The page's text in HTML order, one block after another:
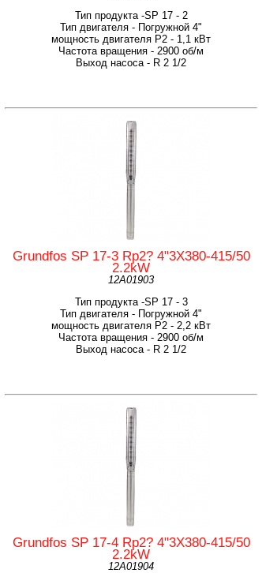
Тип продукта -SP 17 - 2
Тип двигателя - Погружной 4"
мощность двигателя Р2 - 1,1 кВт
Частота вращения - 2900 об/м
Выход насоса - R 2 1/2
Grundfos SP 17-3 Rp2? 4"3X380-415/50
2.2kW
12A01903
Тип продукта -SP 17 - 3
Тип двигателя - Погружной 4"
мощность двигателя Р2 - 2,2 кВт
Частота вращения - 2900 об/м
Выход насоса - R 2 1/2
Grundfos SP 17-4 Rp2? 4"3X380-415/50
2.2kW
12A01904